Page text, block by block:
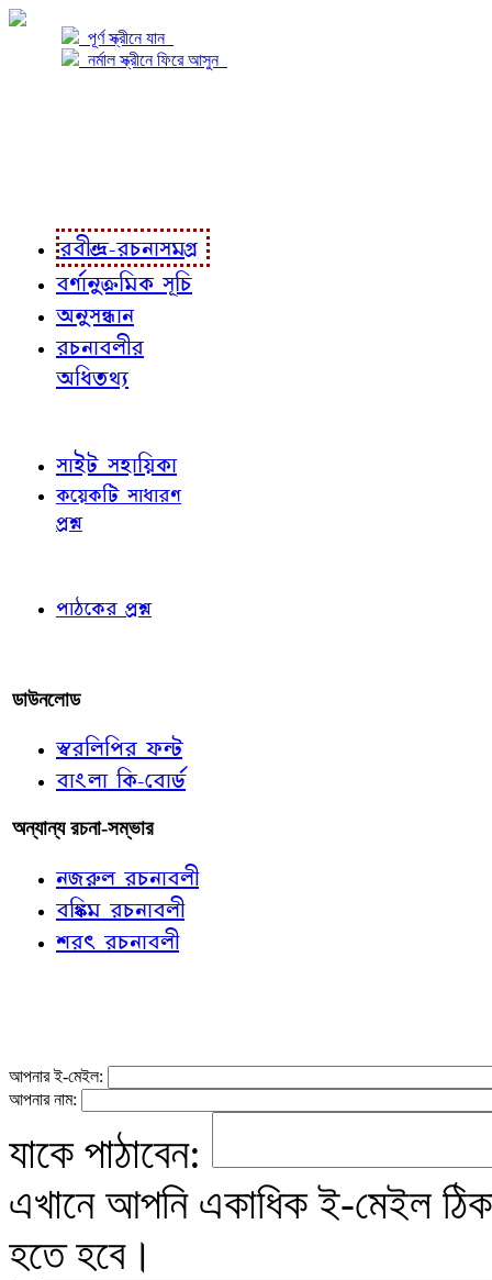
পূর্ণ স্ক্রীনে যান
নর্মাল স্ক্রীনে ফিরে আসুন
রবীন্দ্র-রচনাসমগ্র
বর্ণানুক্রমিক সূচি
অনুসন্ধান
রচনাবলীর
অধিতথ্য
সাইট সহায়িকা
কয়েকটি সাধারণ
প্রশ্ন
পাঠকের প্রশ্ন
ডাউনলোড
স্বরলিপির ফন্ট
বাংলা কি-বোর্ড
অন্যান্য রচনা-সম্ভার
নজরুল রচনাবলী
বঙ্কিম রচনাবলী
শরৎ রচনাবলী
আপনার ই-মেইল:
আপনার নাম:
যাকে পাঠাবেন:
এখানে আপনি একাধিক ই-মেইল
হতে হবে।